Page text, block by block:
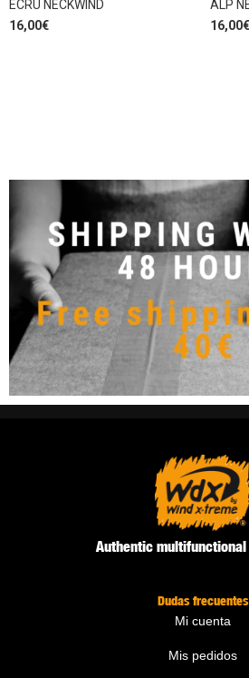
ECRU NECKWIND
16,00€
ALP
16,00€
Authentic
Dudas frecuentes
Mi cuenta
Mis pedidos